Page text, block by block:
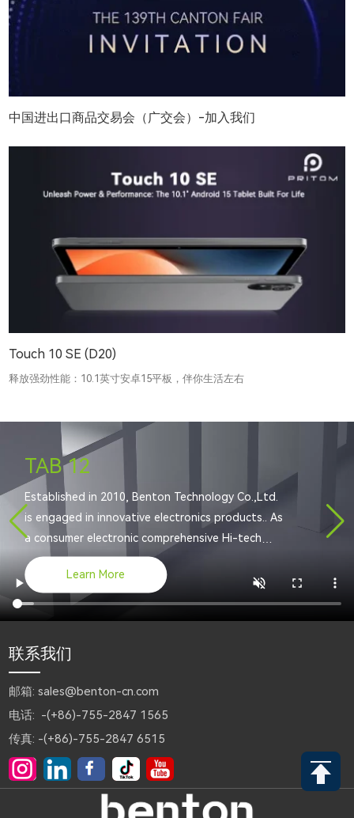
中国进出口商品交易会（广交会）-加入我们
Touch 10 SE (D20)
释放强劲性能：10.1英寸安卓15平板，伴你生活左右
TAB 12
Established in 2010, Benton Technology Co.,Ltd.
is engaged in innovative electronics products.. As
a consumer electronic comprehensive Hi-tech
company integrating independent strong R&D
and modern lab, production and merchandising.
Learn More
联系我们
邮箱: sales@benton-cn.com
电话: -(+86)-755-2847 1565
传真: -(+86)-755-2847 6515